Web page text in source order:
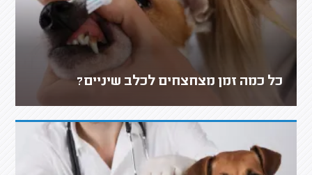
כל כמה זמן מצחצחים לכלב שיניים?